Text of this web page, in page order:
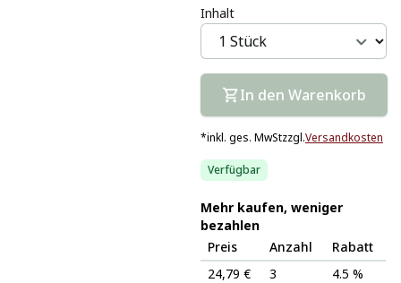
Inhalt
In den Warenkorb
*inkl. ges. MwStzzgl.Versandkosten
Verfügbar
Mehr kaufen, weniger
bezahlen
Preis
Anzahl
Rabatt
24,79 €
3
4.5 %